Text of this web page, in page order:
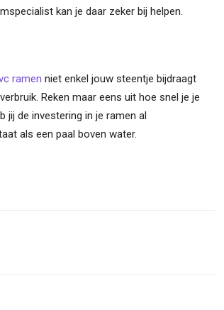
kan je daar zeker bij helpen.
ramen niet enkel jouw steentje bijdraagt
Reken maar eens uit hoe snel je je
jij de investering in je ramen al
als een paal boven water.